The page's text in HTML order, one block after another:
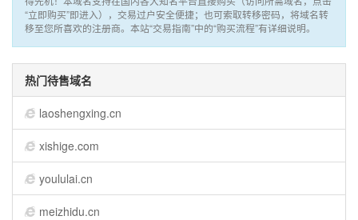
“立即购买”即进入），交易过户安全便捷；也可索取转移密码，将域名转
移至您所喜欢的注册商。本站“交易指南”中的“购买流程”有详细说明。
热门待售域名
laoshengxing.cn
xishige.com
yoululai.cn
meizhidu.cn